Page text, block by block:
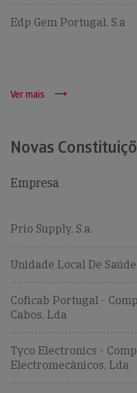
Edp Gem Portugal, S.a
Ver mais
Novas
Empresa
Prio Supply, S.a.
Unidade Local De
Coficab Portugal -
Cabos, Lda
Tyco Electronics -
Electromecânicos, Lda